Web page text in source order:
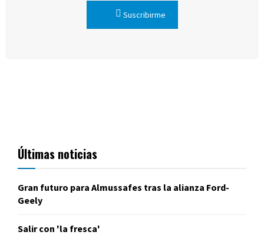
Suscribirme
Últimas noticias
Gran futuro para Almussafes tras la alianza Ford-
Geely
Salir con 'la fresca'